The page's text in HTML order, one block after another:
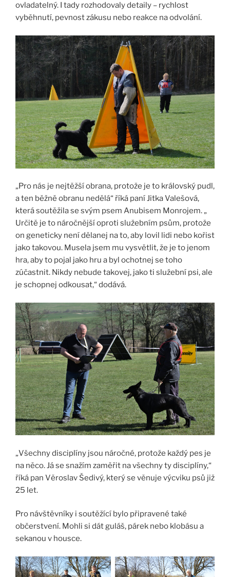
ovladatelný. I tady rozhodovaly detaily – rychlost
vyběhnutí, pevnost zákusu nebo reakce na odvolání.
„Pro nás je nejtěžší obrana, protože je to královský pudl,
a ten běžně obranu nedělá“ říká paní Jitka Valešová,
která soutěžila se svým psem Anubisem Monrojem. „
Určitě je to náročnější oproti služebním psům, protože
on geneticky není dělanej na to, aby lovil lidi nebo kořist
jako takovou. Musela jsem mu vysvětlit, že je to jenom
hra, aby to pojal jako hru a byl ochotnej se toho
zúčastnit. Nikdy nebude takovej, jako ti služební psi, ale
je schopnej odkousat,“ dodává.
„Všechny disciplíny jsou náročné, protože každý pes je
na něco. Já se snažím zaměřit na všechny ty disciplíny,“
říká pan Věroslav Šedivý, který se věnuje výcviku psů již
25 let.
Pro návštěvníky i soutěžící bylo připravené také
občerstvení. Mohli si dát guláš, párek nebo klobásu a
sekanou v housce.